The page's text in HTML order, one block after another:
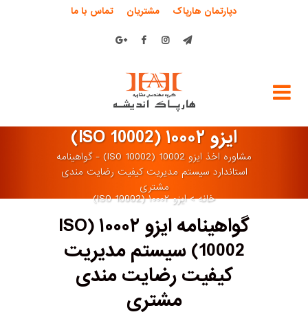
دپارتمان هارپاک مشتریان تماس با ما
ایزو ۱۰۰۰۲ (ISO 10002)
مشاوره اخذ ایزو 10002 (ISO 10002) - گواهینامه
استاندارد سیستم مدیریت کیفیت رضایت مندی
مشتری
خانه>ایزو ۱۰۰۰۲ (ISO 10002)
گواهینامه ایزو ۱۰۰۰۲ (ISO
10002) سیستم مدیریت
کیفیت رضایت مندی
مشتری